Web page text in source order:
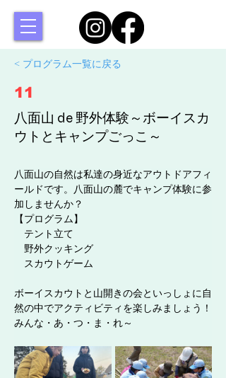
< プログラム一覧に戻る
11
八面山 de 野外体験～ボーイスカ
ウトとキャンプごっこ～
八面山の自然は私達の身近なアウトドアフィ
ールドです。八面山の麓でキャンプ体験に参
加しませんか？
【プログラム】
テント立て
野外クッキング
スカウトゲーム
ボーイスカウトと山開きの会といっしょに自
然の中でアクティビティを楽しみましょう！
みんな・あ・つ・ま・れ～